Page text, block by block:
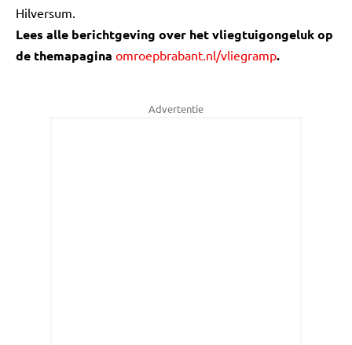
Hilversum.
Lees alle berichtgeving over het vliegtuigongeluk op
de themapagina omroepbrabant.nl/vliegramp.
Advertentie